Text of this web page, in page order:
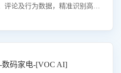
评论及行为数据，精准识别高流
统自动输出可落地的挽回策
数码家电-[VOC AI]